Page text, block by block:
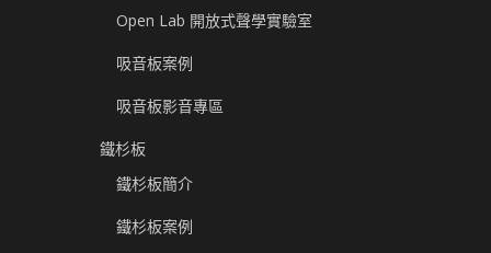
Open Lab 開放式聲學實驗室
吸音板案例
吸音板影音專區
鐵杉板
鐵杉板簡介
鐵杉板案例